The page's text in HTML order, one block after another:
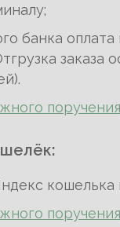
банка
заказа
кошелька